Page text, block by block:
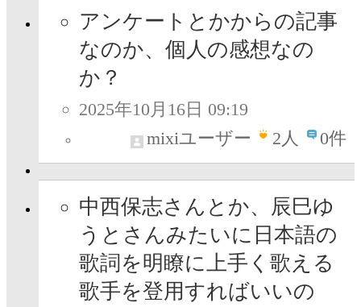
アンケートとかからの記事
なのか、個人の感想なの
か？
2025年10月16日 09:19
mixiユーザー
2人 0件
中西保志さんとか、辰巳ゆ
うとさんみたいに日本語の
歌詞を明瞭に上手く歌える
歌手を登用すればいいの